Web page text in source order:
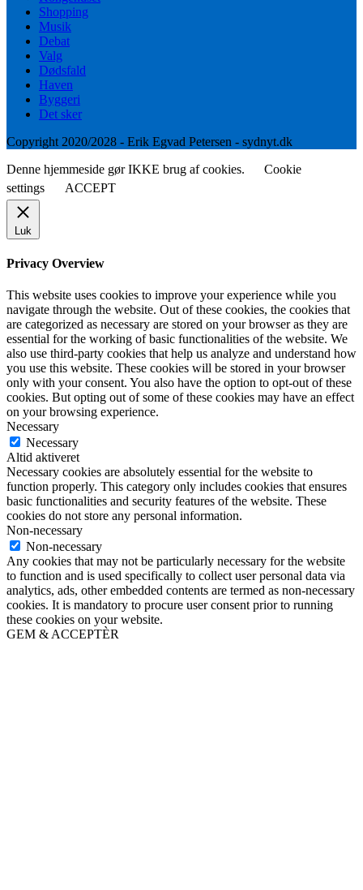
Shopping
Musik
Debat
Valg
Dødsfald
Haven
Byggeri
Det sker
Copyright 2020/2028 - Erik Egvad Petersen - sydnyt.dk
Denne hjemmeside gør IKKE brug af cookies.
Cookie
settings
ACCEPT
Luk
Privacy Overview
This website uses cookies to improve your experience while you
navigate through the website. Out of these cookies, the cookies that
are categorized as necessary are stored on your browser as they are
essential for the working of basic functionalities of the website. We
also use third-party cookies that help us analyze and understand how
you use this website. These cookies will be stored in your browser
only with your consent. You also have the option to opt-out of these
cookies. But opting out of some of these cookies may have an effect
on your browsing experience.
Necessary
Necessary
Altid aktiveret
Necessary cookies are absolutely essential for the website to
function properly. This category only includes cookies that ensures
basic functionalities and security features of the website. These
cookies do not store any personal information.
Non-necessary
Non-necessary
Any cookies that may not be particularly necessary for the website
to function and is used specifically to collect user personal data via
analytics, ads, other embedded contents are termed as non-necessary
cookies. It is mandatory to procure user consent prior to running
these cookies on your website.
GEM & ACCEPTÈR